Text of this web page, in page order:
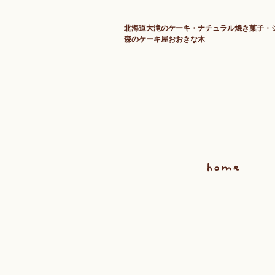
北海道大滝のケーキ・ナチュラル焼き菓子・
森のケーキ屋おおきな木